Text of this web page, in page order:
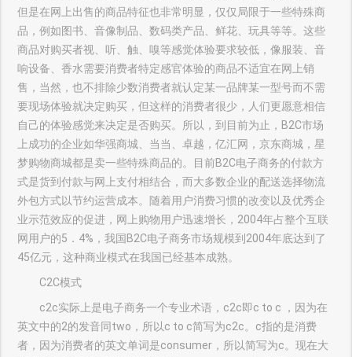
但是在网上出售的商品特征也非常明显，仅仅局限于一些特殊商
品，例如图书、音像制品、数码类产品、鲜花、玩具等等。这些
商品对购买者视、听、触、嗅等感觉体验要求较低，像服装、音
响设备、香水需要消费者特定感官体验的商品不适宜在网上销
售，当然，也不排除少数消费者就认定某一品牌某一型号而不需
要现场体验就决定购买，但这样的消费者很少，人们更愿意相信
自己的体验感觉来决定是否购买。所以，到目前为止，B2C市场
上成功的企业如华强商城、当当、卓越，亿汇网，京东商城，星
梦购物商城都是卖一些特殊商品的。目前B2C电子商务的付款方
式是货到付款与网上支付相结合，而大多数企业的配送选择物流
外包方式以节约运营成本。随着用户消费习惯的改变以及优秀企
业示范效应的促进，网上购物用户迅速增长，2004年占整个互联
网用户的5．4%，我国B2C电子商务市场规模到2004年底达到了
45亿元，这种商业模式在我国已经基本成熟。
C2C模式
c2c实际上是电子商务一个专业术语，c2c即c to c ，因为在
英文中的2的发音同two，所以c to c简写为c2c。c指的是消费
者，因为消费者的英文单词是consumer，所以简写为c。现在大